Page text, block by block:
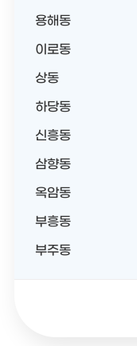
용해동
이로동
상동
하당동
신흥동
삼향동
옥암동
부흥동
부주동